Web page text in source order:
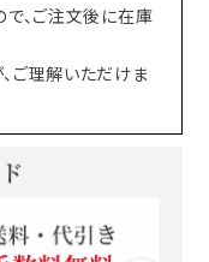
、ご注文後に在庫
ご理解いただけま